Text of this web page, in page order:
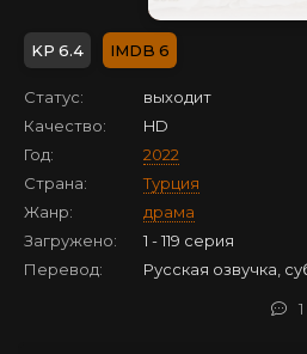
6.4 6
Статус:
выходит
Качество:
HD
Год:
2022
Страна:
Турция
Жанр:
драма
Загружено:
1 - 119 серия
Перевод:
Русская озвучка,
1